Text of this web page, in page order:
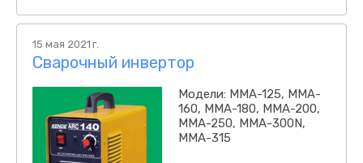
15 мая 2021 г.
Сварочный инвертор
Модели: MMA-125, MMA-
160, MMA-180, MMA-200,
MMA-250, MMA-300N,
MMA-315